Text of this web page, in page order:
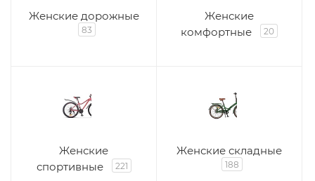
Женские дорожные
83
Женские
комфортные
20
Женские
спортивные
221
Женские складные
188